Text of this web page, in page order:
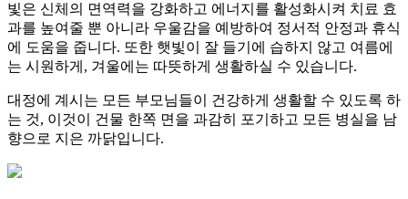
빛은 신체의 면역력을 강화하고 에너지를 활성화시켜 치료 효
과를 높여줄 뿐 아니라 우울감을 예방하여 정서적 안정과 휴식
에 도움을 줍니다. 또한 햇빛이 잘 들기에 습하지 않고 여름에
는 시원하게, 겨울에는 따뜻하게 생활하실 수 있습니다.
대정에 계시는 모든 부모님들이 건강하게 생활할 수 있도록 하
는 것, 이것이 건물 한쪽 면을 과감히 포기하고 모든 병실을 남
향으로 지은 까닭입니다.